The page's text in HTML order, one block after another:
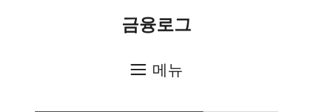
금융로그
메뉴